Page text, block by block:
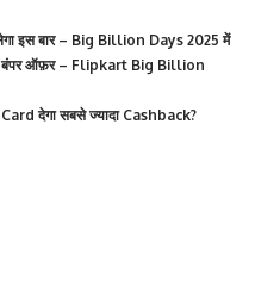
इस बार – Big Billion Days 2025 में
ऑफ़र – Flipkart Big Billion
देगा सबसे ज्यादा Cashback?